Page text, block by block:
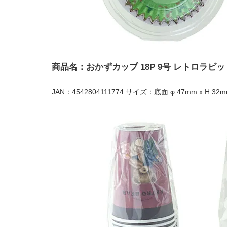
商品名：おかずカップ 18P 9号 レトロラビッ
JAN：4542804111774 サイズ：底面 φ 47mm x H